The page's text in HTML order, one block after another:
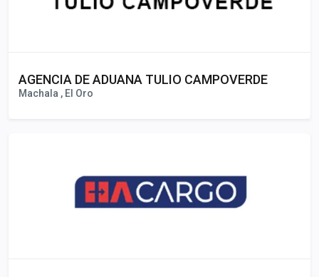
AGENCIA DE ADUANA TULIO CAMPOVERDE
Machala , El Oro